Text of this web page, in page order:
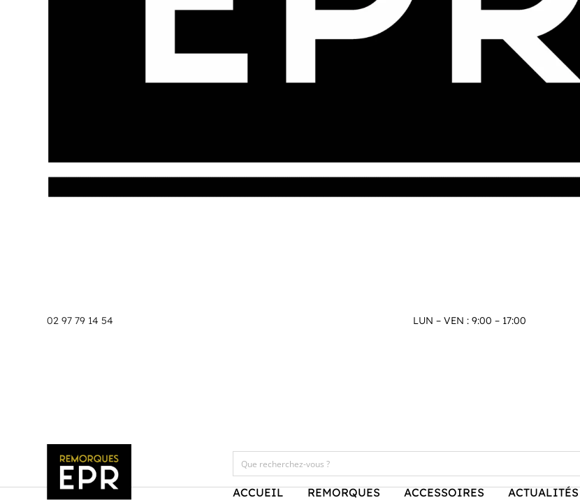
02 97 79 14 54 LUN – VEN : 9:00 – 17:00
ACCUEIL REMORQUES ACCESSOIRES ACTUALITÉS